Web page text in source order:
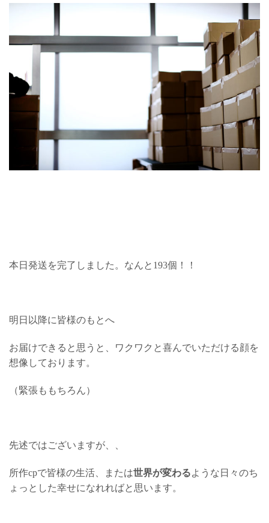
本日発送を完了しました。なんと193個！！
明日以降に皆様のもとへ
お届けできると思うと、ワクワクと喜んでいただける顔を
想像しております。
（緊張ももちろん）
先述ではございますが、、
所作cpで皆様の生活、または世界が変わるような日々のち
ょっとした幸せになれればと思います。